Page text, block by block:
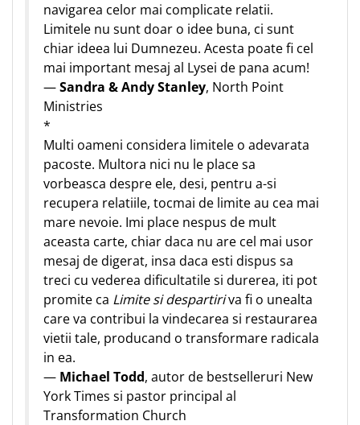
navigarea celor mai complicate relatii.
Limitele nu sunt doar o idee buna, ci sunt
chiar ideea lui Dumnezeu. Acesta poate fi cel
mai important mesaj al Lysei de pana acum!
—Sandra & Andy Stanley, North Point
Ministries
*
Multi oameni considera limitele o adevarata
pacoste. Multora nici nu le place sa
vorbeasca despre ele, desi, pentru a-si
recupera relatiile, tocmai de limite au cea mai
mare nevoie. Imi place nespus de mult
aceasta carte, chiar daca nu are cel mai usor
mesaj de digerat, insa daca esti dispus sa
treci cu vederea dificultatile si durerea, iti pot
promite ca Limite si despartiriva fi o unealta
care va contribui la vindecarea si restaurarea
vietii tale, producand o transformare radicala
in ea.
— Michael Todd, autor de bestselleruri New
York Times si pastor principal al
Transformation Church